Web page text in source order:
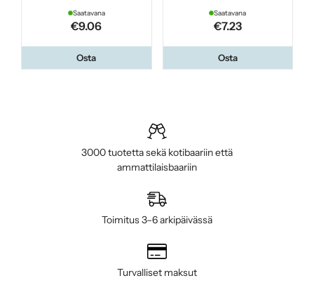
Saatavana
€9.06
Osta
Saatavana
€7.23
Osta
3000 tuotetta sekä kotibaariin että
ammattilaisbaariin
Toimitus 3–6 arkipäivässä
Turvalliset maksut